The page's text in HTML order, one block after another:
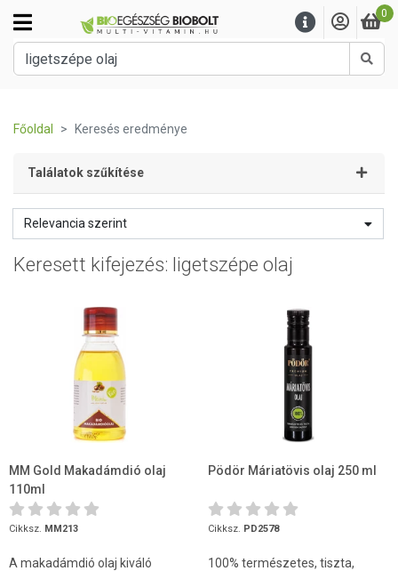
0
Főoldal Keresés eredménye
Találatok szűkítése
Relevancia szerint
Keresett kifejezés: ligetszépe olaj
MM Gold Makadámdió olaj
110ml
Cikksz. MM213
A makadámdió olaj kiváló
Pödör Máriatövis olaj 250 ml
Cikksz. PD2578
100% természetes, tiszta,